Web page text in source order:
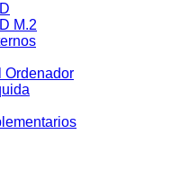
M.2
Ordenador